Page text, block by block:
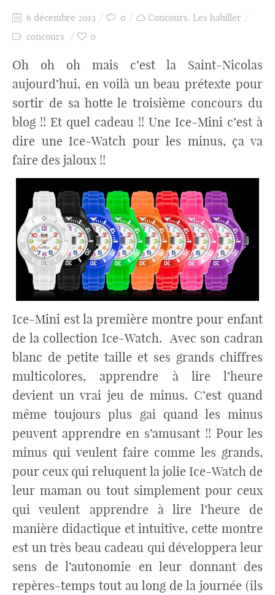
6 décembre 2013 0 Concours, Les habiller
concours
0
Oh oh oh mais c’est la Saint-Nicolas
aujourd’hui, en voilà un beau prétexte pour
sortir de sa hotte le troisième concours du
blog !! Et quel cadeau !! Une Ice-Mini c’est à
dire une Ice-Watch pour les minus, ça va
faire des jaloux !!
Ice-Mini est la première montre pour enfant
de la collection Ice-Watch. Avec son cadran
blanc de petite taille et ses grands chiffres
multicolores, apprendre à lire l’heure
devient un vrai jeu de minus. C’est quand
même toujours plus gai quand les minus
peuvent apprendre en s’amusant !! Pour les
minus qui veulent faire comme les grands,
pour ceux qui reluquent la jolie Ice-Watch de
leur maman ou tout simplement pour ceux
qui veulent apprendre à lire l’heure de
manière didactique et intuitive, cette montre
est un très beau cadeau qui développera leur
sens de l’autonomie en leur donnant des
repères-temps tout au long de la journée (ils